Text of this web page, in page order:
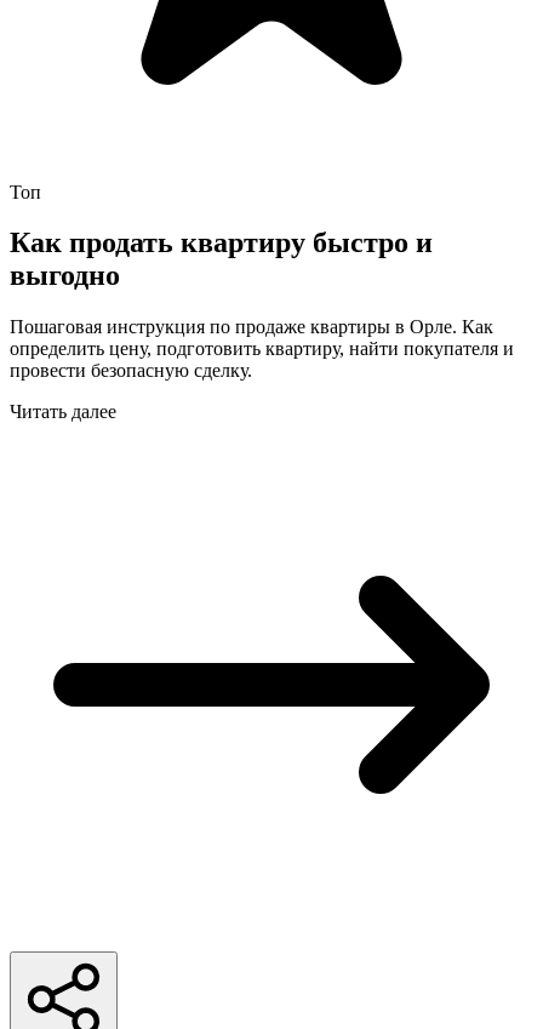
Топ
Как продать квартиру быстро и
выгодно
Пошаговая инструкция по продаже квартиры в Орле. Как
определить цену, подготовить квартиру, найти покупателя и
провести безопасную сделку.
Читать далее